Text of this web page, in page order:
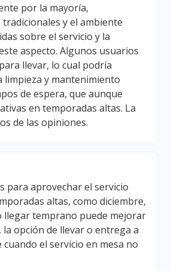
por la mayoría,
y el ambiente
sobre el servicio y la
aspecto. Algunos usuarios
llevar, lo cual podría
limpieza y mantenimiento
de espera, que aunque
en temporadas altas. La
de las opiniones.
para aprovechar el servicio
altas, como diciembre,
llegar temprano puede mejorar
opción de llevar o entrega a
el servicio en mesa no